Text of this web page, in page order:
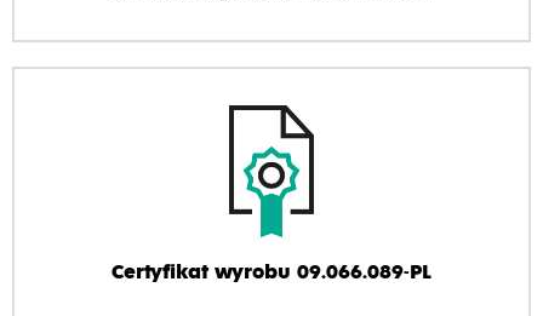
Certyfikat wyrobu 09.066.089-PL